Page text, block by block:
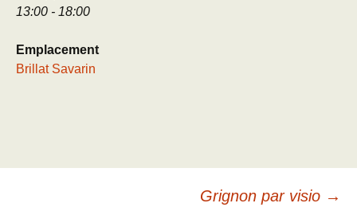
13:00 - 18:00
Emplacement
Brillat Savarin
Grignon par visio →